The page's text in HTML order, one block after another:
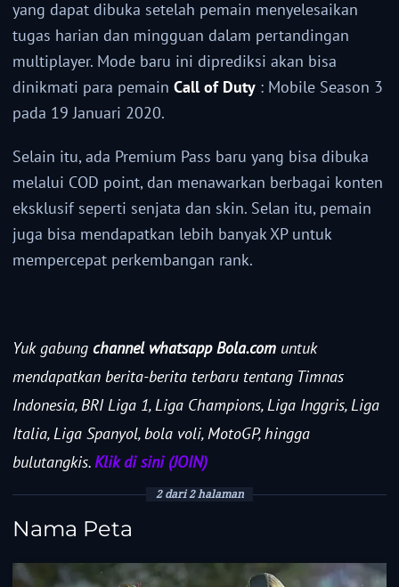
yang dapat dibuka setelah pemain menyelesaikan
tugas harian dan mingguan dalam pertandingan
multiplayer. Mode baru ini diprediksi akan bisa
dinikmati para pemain Call of Duty : Mobile Season 3
pada 19 Januari 2020.
Selain itu, ada Premium Pass baru yang bisa dibuka
melalui COD point, dan menawarkan berbagai konten
eksklusif seperti senjata dan skin. Selan itu, pemain
juga bisa mendapatkan lebih banyak XP untuk
mempercepat perkembangan rank.
Yuk gabung channel whatsapp Bola.com untuk
mendapatkan berita-berita terbaru tentang Timnas
Indonesia, BRI Liga 1, Liga Champions, Liga Inggris, Liga
Italia, Liga Spanyol, bola voli, MotoGP, hingga
bulutangkis.Klik di sini (JOIN)
2 dari 2 halaman
Nama Peta